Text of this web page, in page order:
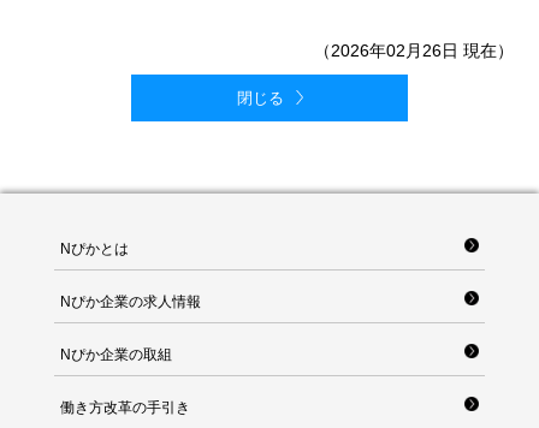
（2026年02月26日 現在）
閉じる
Nぴかとは
Nぴか企業の求人情報
Nぴか企業の取組
働き方改革の手引き